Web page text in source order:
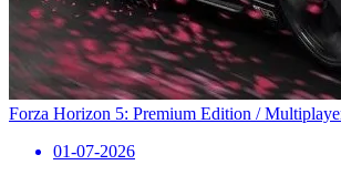
Forza Horizon 5: Premium Edition /
01-07-2026